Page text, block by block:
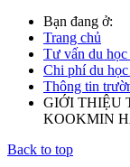
Bạn đang ở:
Trang chủ
Tư vấn du
Chi phí du
Thông tin
GIỚI THIỆU
KOOKMIN
Back to top